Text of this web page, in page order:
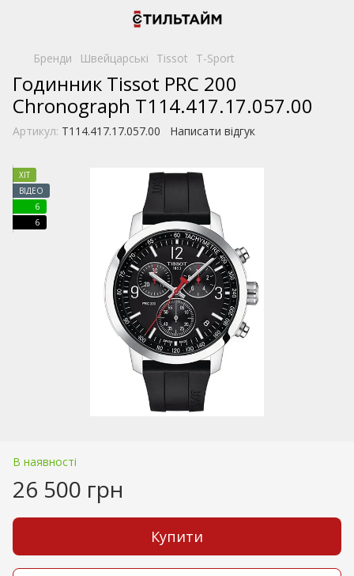
Бренди Швейцарські Tissot T-Sport
Годинник Tissot PRC 200
Chronograph T114.417.17.057.00
Артикул: T114.417.17.057.00 Написати відгук
ХІТ
ВІДЕО
6
6
В наявності
26 500 грн
Купити